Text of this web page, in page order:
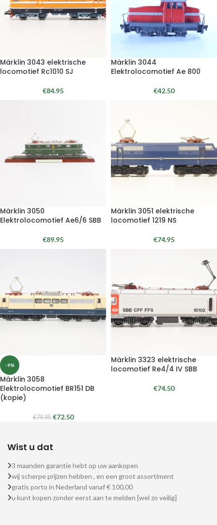
Märklin 3043 elektrische
locomotief Rc1010 SJ
€84.95
Märklin 3044
Elektrolocomotief Ae 800
€42.50
Märklin 3050
Elektrolocomotief Ae6/6 SBB
€89.95
Märklin 3051 elektrische
locomotief 1219 NS
€74.95
-9%
Märklin 3058
Elektrolocomotief BR151 DB
(kopie)
€79.95 €72.50
Märklin 3323 elektrische
locomotief Re4/4 IV SBB
€74.50
Wist u dat
3 maanden garantie hebt op uw aankopen
wij scherpe prijzen hebben , en een groot assortiment
gratis porto in Nederland vanaf € 100,00
u kunt kopen zonder eerst aan te melden [wel zo veilig]